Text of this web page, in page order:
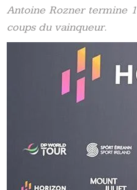
Antoine Rozner termine
coups du vainqueur.